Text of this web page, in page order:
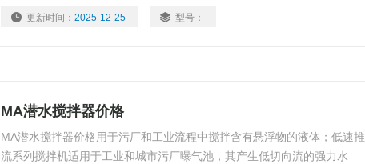
更新时间：2025-12-25 型号：
MA潜水搅拌器价格
MA潜水搅拌器价格用于污厂和工业流程中搅拌含有悬浮物的液体；低速推
流系列搅拌机适用于工业和城市污厂曝气池，其产生低切向流的强力水